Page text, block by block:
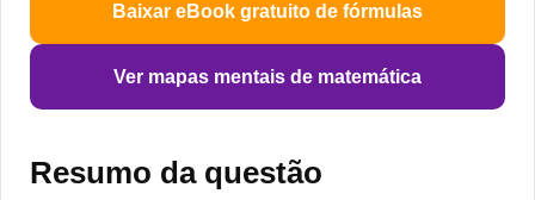
Baixar eBook gratuito de fórmulas
Ver mapas mentais de matemática
Resumo da questão